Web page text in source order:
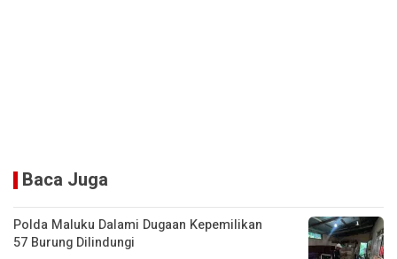
Baca Juga
Polda Maluku Dalami Dugaan Kepemilikan
57 Burung Dilindungi